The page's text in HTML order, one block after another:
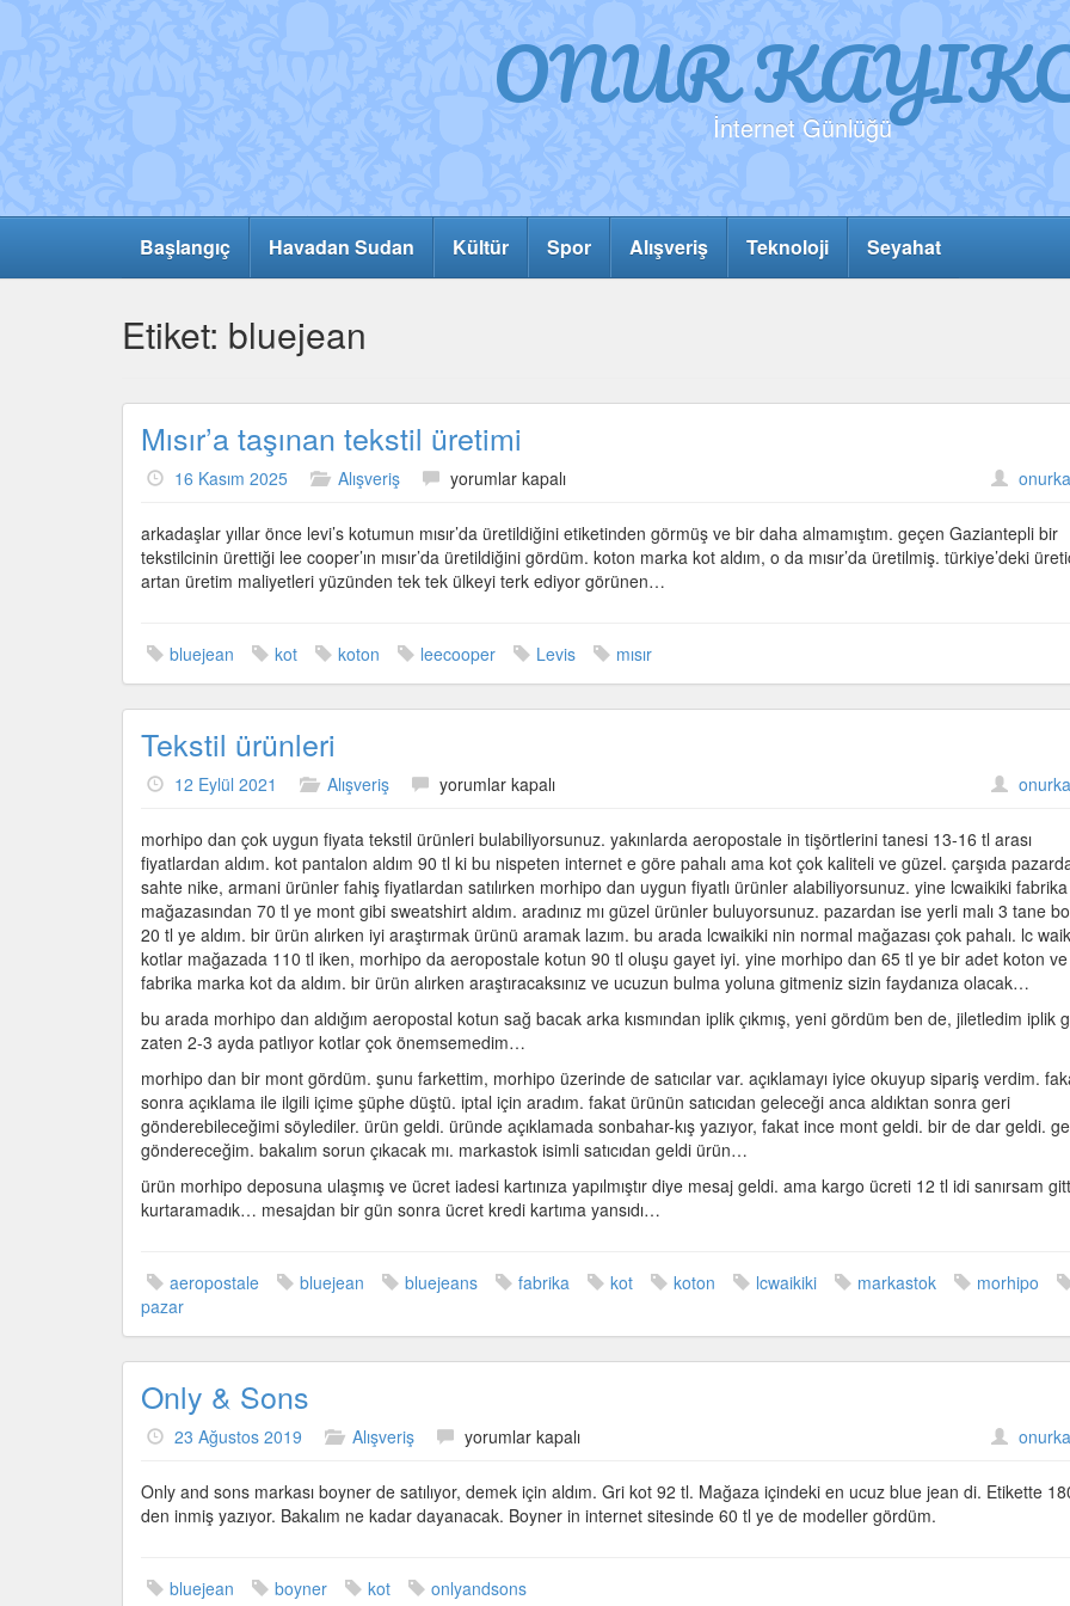
ONURİnternet Günlüğü
Başlangıç Havadan Sudan Kültür Spor Alışveriş Teknoloji Seyahat
Etiket: bluejean
Mısır’a taşınan tekstil üretimi
16 Kasım 2025 Alışveriş
Mısır’a
tekstil
üretimi
için
yorumlar kapalı
arkadaşlar yıllar önce levi’s kotumun mısır’da üretildiğini etiketinden görmüş ve bir daha almamıştım. geçen Gaziantepli bir
tekstilcinin ürettiği lee cooper’ın mısır’da üretildiğini gördüm. koton marka kot aldım, o da mısır’da üretilmiş. türkiye’deki
artan üretim maliyetleri yüzünden tek tek ülkeyi terk ediyor görünen…
bluejean kot koton leecooper Levis mısır
Tekstil ürünleri
12 Eylül 2021 Alışveriş
Tekstil
için
yorumlar kapalı
morhipo dan çok uygun fiyata tekstil ürünleri bulabiliyorsunuz. yakınlarda aeropostale in tişörtlerini tanesi 13-16 tl arası
fiyatlardan aldım. kot pantalon aldım 90 tl ki bu nispeten internet e göre pahalı ama kot çok kaliteli ve güzel. çarşıda
sahte nike, armani ürünler fahiş fiyatlardan satılırken morhipo dan uygun fiyatlı ürünler alabiliyorsunuz. yine lcwaikiki fabrika
mağazasından 70 tl ye mont gibi sweatshirt aldım. aradınız mı güzel ürünler buluyorsunuz. pazardan ise yerli malı 3 tane
20 tl ye aldım. bir ürün alırken iyi araştırmak ürünü aramak lazım. bu arada lcwaikiki nin normal mağazası çok pahalı. lc
kotlar mağazada 110 tl iken, morhipo da aeropostale kotun 90 tl oluşu gayet iyi. yine morhipo dan 65 tl ye bir adet koton ve
fabrika marka kot da aldım. bir ürün alırken araştıracaksınız ve ucuzun bulma yoluna gitmeniz sizin faydanıza olacak…
bu arada morhipo dan aldığım aeropostal kotun sağ bacak arka kısmından iplik çıkmış, yeni gördüm ben de, jiletledim iplik
zaten 2-3 ayda patlıyor kotlar çok önemsemedim…
morhipo dan bir mont gördüm. şunu farkettim, morhipo üzerinde de satıcılar var. açıklamayı iyice okuyup sipariş verdim.
sonra açıklama ile ilgili içime şüphe düştü. iptal için aradım. fakat ürünün satıcıdan geleceği anca aldıktan sonra geri
gönderebileceğimi söylediler. ürün geldi. üründe açıklamada sonbahar-kış yazıyor, fakat ince mont geldi. bir de dar geldi.
göndereceğim. bakalım sorun çıkacak mı. markastok isimli satıcıdan geldi ürün…
ürün morhipo deposuna ulaşmış ve ücret iadesi kartınıza yapılmıştır diye mesaj geldi. ama kargo ücreti 12 tl idi sanırsam
kurtaramadık… mesajdan bir gün sonra ücret kredi kartıma yansıdı…
aeropostale bluejean bluejeans fabrika kot koton lcwaikiki markastok
morhipo
pazar
Only & Sons
23 Ağustos 2019 Alışveriş
Only
Sons
için
yorumlar kapalı
Only and sons markası boyner de satılıyor, demek için aldım. Gri kot 92 tl. Mağaza içindeki en ucuz blue jean di. Etikette
den inmiş yazıyor. Bakalım ne kadar dayanacak. Boyner in internet sitesinde 60 tl ye de modeller gördüm.
bluejean boyner kot onlyandsons